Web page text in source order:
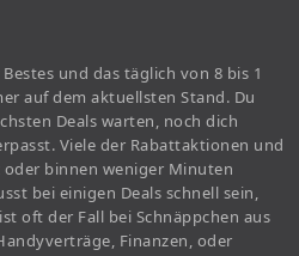
und das täglich von 8 bis 1
auf dem aktuellsten Stand. Du
Deals warten, noch dich
Viele der Rabattaktionen und
binnen weniger Minuten
bei einigen Deals schnell sein,
oft der Fall bei Schnäppchen aus
Finanzen, oder